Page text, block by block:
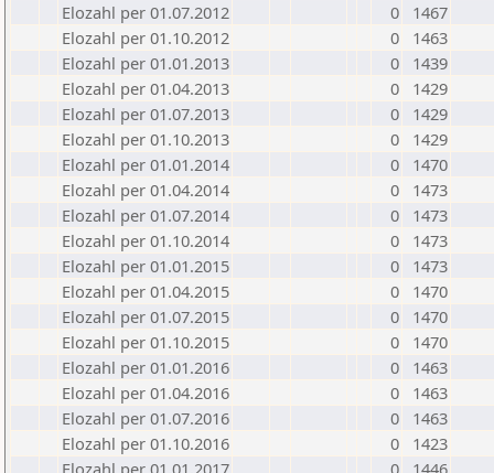
Elozahl per 01.07.2012
0
1467
Elozahl per 01.10.2012
0
1463
Elozahl per 01.01.2013
0
1439
Elozahl per 01.04.2013
0
1429
Elozahl per 01.07.2013
0
1429
Elozahl per 01.10.2013
0
1429
Elozahl per 01.01.2014
0
1470
Elozahl per 01.04.2014
0
1473
Elozahl per 01.07.2014
0
1473
Elozahl per 01.10.2014
0
1473
Elozahl per 01.01.2015
0
1473
Elozahl per 01.04.2015
0
1470
Elozahl per 01.07.2015
0
1470
Elozahl per 01.10.2015
0
1470
Elozahl per 01.01.2016
0
1463
Elozahl per 01.04.2016
0
1463
Elozahl per 01.07.2016
0
1463
Elozahl per 01.10.2016
0
1423
Elozahl per 01.01.2017
0
1446